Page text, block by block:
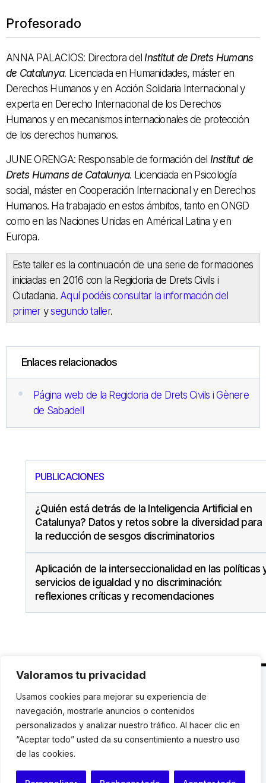
Valoramos tu privacidad
Usamos cookies para mejorar su experiencia de
navegación, mostrarle anuncios o contenidos
personalizados y analizar nuestro tráfico. Al hacer clic en
“Aceptar todo” usted da su consentimiento a nuestro uso
de las cookies.
Profesorado
ANNA PALACIOS: Directora delInstitut de Drets Humans
de Catalunya. Licenciada en Humanidades, máster en
Derechos Humanos y en Acción Solidaria Internacional y
experta en Derecho Internacional de los Derechos
Humanos y en mecanismos internacionales de protección
de los derechos humanos.
JUNE ORENGA: Responsable de formación del Institut de
Drets Humans de Catalunya. Licenciada en Psicología
social, máster en Cooperación Internacional y en Derechos
Humanos. Ha trabajado en estos ámbitos, tanto en ONGD
como en las Naciones Unidas en Américal Latina y en
Europa.
Este taller es la continuación de una serie de formaciones
iniciadas en 2016 con la Regidoria de Drets Civils i
Ciutadania. Aquí podéis consultar la información del
primerysegundo taller.
Enlaces relacionados
Página web de la Regidoria de Drets Civils i Gènere
de Sabadell
PUBLICACIONES
¿Quién está detrás de la Inteligencia Artificial en
Catalunya? Datos y retos sobre la diversidad para
la reducción de sesgos discriminatorios
Aplicación de la interseccionalidad en las políticas
servicios de igualdad y no discriminación:
reflexiones críticas y recomendaciones
C. Avinyó 44, 2n | 08002 Barcelona |T.: +34 93
119 03 72|institut@idhc.org
© Institut de Drets Humans de Catalunya.
Aviso legal|Cookies|Contacto